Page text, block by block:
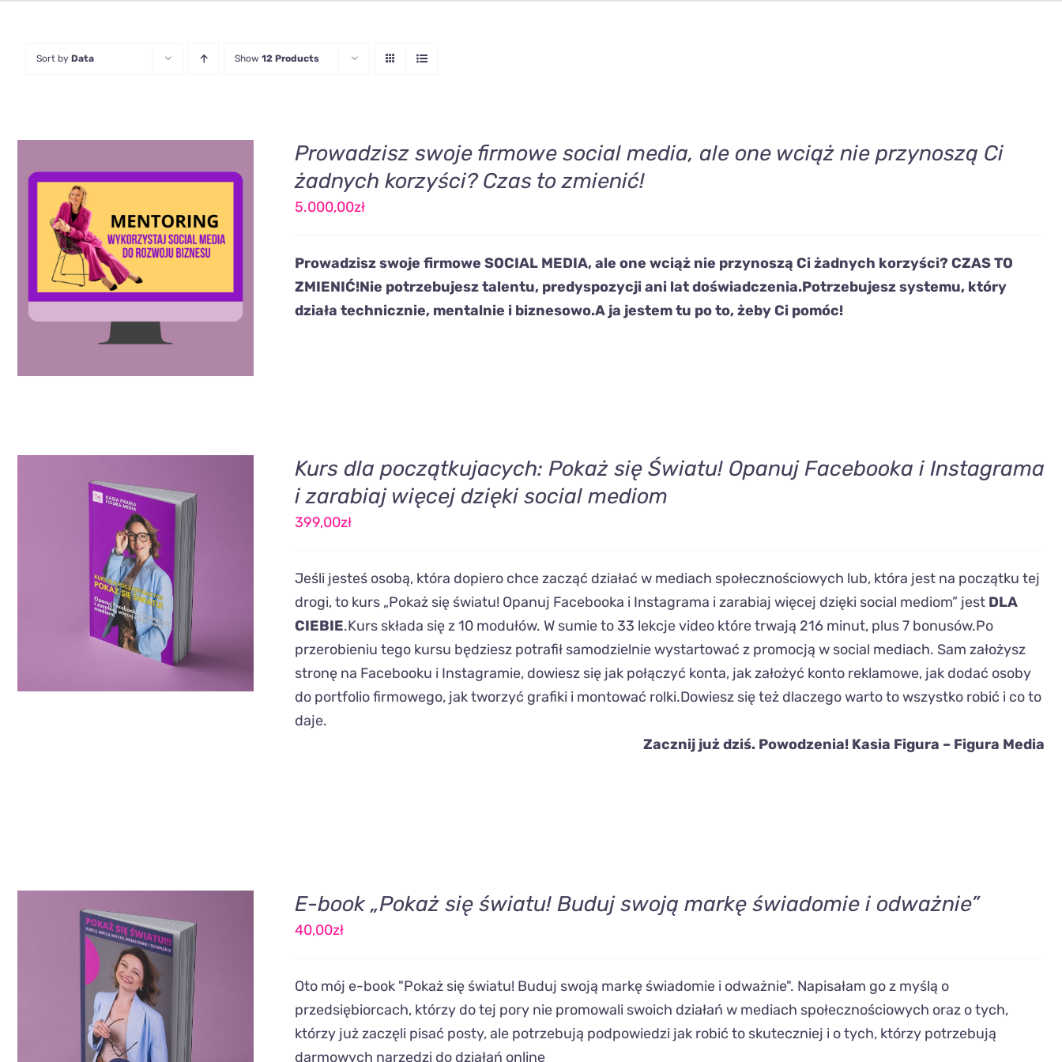
Sort by Data Show 12 Products
DODAJ DO KOSZYKA / QUICK
VIEW
Prowadzisz swoje firmowe social media, ale one wciąż nie przynoszą Ci
żadnych korzyści? Czas to zmienić!
5.000,00zł
Prowadzisz swoje firmowe SOCIAL MEDIA,ale one wciąż nie przynoszą Ci żadnych korzyści?CZAS TO
ZMIENIĆ!Nie potrzebujesz talentu, predyspozycji ani lat doświadczenia.Potrzebujesz systemu, który
działa technicznie, mentalnie i biznesowo.A ja jestem tu po to, żeby Ci pomóc!
DODAJ DO KOSZYKA /
QUICK
VIEW
Kurs dla początkujacych: Pokaż się Światu! Opanuj Facebooka i Instagrama
i zarabiaj więcej dzięki social mediom
399,00zł
Jeśli jesteś osobą, która dopiero chce zacząć działać w mediach społecznościowych lub, która jest na początku tej
drogi, to kurs „Pokaż się światu! Opanuj Facebooka i Instagrama i zarabiaj więcej dzięki social mediom” jest DLA
CIEBIE.Kurs składa się z 10 modułów. W sumie to 33 lekcje video które trwają 216 minut, plus 7 bonusów.Po
przerobieniu tego kursu będziesz potrafił samodzielnie wystartować z promocją w social mediach. Sam założysz
stronę na Facebooku i Instagramie, dowiesz się jak połączyć konta, jak założyć konto reklamowe, jak dodać osoby
do portfolio firmowego, jak tworzyć grafiki i montować rolki.Dowiesz się też dlaczego warto to wszystko robić i co to
daje.
Zacznij już dziś. Powodzenia! Kasia Figura – Figura Media
DODAJ DO KOSZYKA
VIEW
E-book „Pokaż się światu! Buduj swoją markę świadomie i odważnie”
40,00zł
Oto mój e-book "Pokaż się światu! Buduj swoją markę świadomie i odważnie". Napisałam go z myślą o
przedsiębiorcach, którzy do tej pory nie promowali swoich działań w mediach społecznościowych oraz o tych,
którzy już zaczęli pisać posty, ale potrzebują podpowiedzi jak robić to skuteczniej i o tych, którzy potrzebują
darmowych narzędzi do działań online